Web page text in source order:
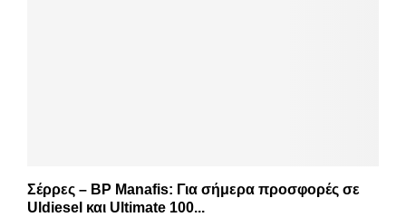
Σέρρες – BP Manafis: Για σήμερα προσφορές σε
Uldiesel και Ultimate 100...